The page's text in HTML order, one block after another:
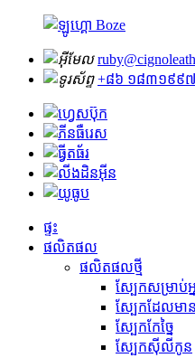
+៨៦ ១៨៣១៩៩
ផ្ទះ
ផលិតផល
ផលិតផលថ្មី
ស្បែកសម្រាប់
ស្បែក​ដែល​មា
ស្បែកកែច្នៃ
ស្បែកស៊ីលីកូន